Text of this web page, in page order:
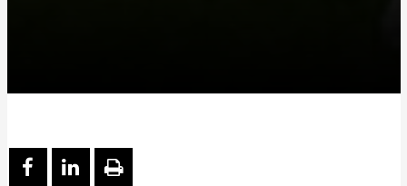
PARTAGER SUR FACEBOOK
PARTAGER SUR LINKEDIN
IMPRIMER